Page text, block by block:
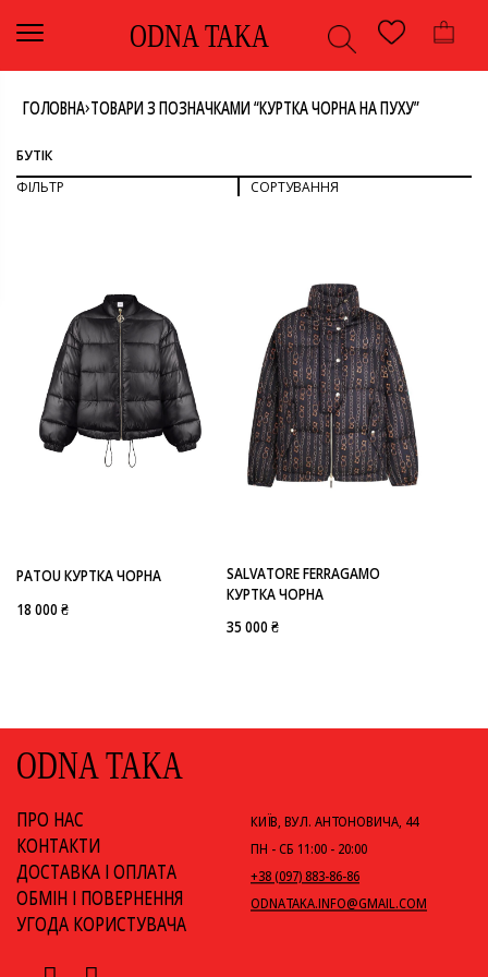
ODNA TAKA
ГОЛОВНА›ТОВАРИ З ПОЗНАЧКАМИ “КУРТКА ЧОРНА НА ПУХУ”
БУТІК
ФІЛЬТР
СОРТУВАННЯ
ВЕРХНІЙ ОДЯГ
КУРТКА
ОДЯГ
ЧОРНИЙ
РОЗМІР
42
М
БРЕНД
СОРТУВАТИ ЗА ЦІНОЮ: ВІД ВИЩОЇ ДО НИЖЧОЇ
PATOU КУРТКА ЧОРНА
18 000 ₴
SALVATORE FERRAGAMO
КУРТКА ЧОРНА
35 000 ₴
ODNA TAKA
ПРО НАС
КОНТАКТИ
ДОСТАВКА І ОПЛАТА
ОБМІН І ПОВЕРНЕННЯ
УГОДА КОРИСТУВАЧА
КИЇВ, ВУЛ. АНТОНОВИЧА, 44
ПН - СБ 11:00 - 20:00
+38 (097) 883-86-86
ODNATAKA.INFO@GMAIL.COM